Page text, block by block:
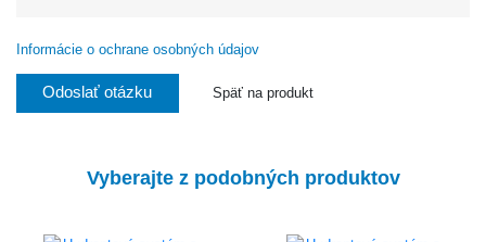
Informácie o ochrane osobných údajov
Odoslať otázku Späť na produkt
Vyberajte z podobných produktov